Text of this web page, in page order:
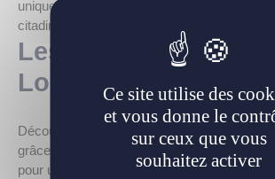
unique, alliant style et agilité pour se
citadines.
Les Véhicules Mini en
Location Longue
Découvrez le charme de Mini sans les
grâce à nos solutions de location longue
pour une Mini en LLD et profitez d'un
Ce site utilise des
et vous donne le
sur ceux que vous
souhaitez activer